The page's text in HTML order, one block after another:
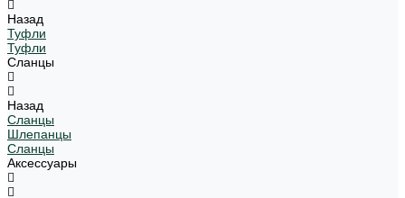
Назад
Туфли
Туфли
Сланцы
Назад
Сланцы
Шлепанцы
Сланцы
Аксессуары